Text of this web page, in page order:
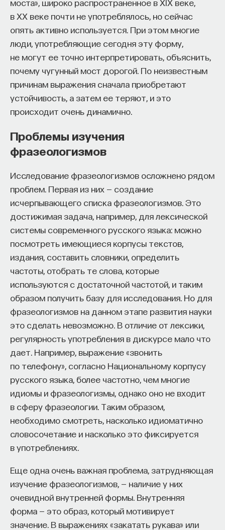
в ХХ веке почти не употреблялось, но сейчас
опять активно используется. При этом многие
люди, употребляющие сегодня эту форму,
не могут ее точно интерпретировать, объяснить,
почему чугунный мост дорогой. По неизвестным
причинам выражения сначала приобретают
устойчивость, а затем ее теряют, и это
происходит очень динамично.
Проблемы изучения
фразеологизмов
Исследование фразеологизмов осложнено рядом
проблем. Первая из них — создание
исчерпывающего списка фразеологизмов. Это
достижимая задача, например, для лексической
системы современного русского языка: можно
посмотреть имеющиеся корпусы текстов,
издания, составить словники, определить
частоты, отобрать те слова, которые
используются с достаточной частотой, и таким
образом получить базу для исследования. Но для
фразеологизмов на данном этапе развития науки
это сделать невозможно. В отличие от лексики,
регулярность употребления в дискурсе мало что
дает. Например, выражение «звонить
по телефону», согласно Национальному корпусу
русского языка, более частотно, чем многие
идиомы и фразеологизмы, однако оно не входит
в сферу фразеологии. Таким образом,
необходимо смотреть, насколько идиоматично
словосочетание и насколько это фиксируется
в употреблениях.
Еще одна очень важная проблема, затрудняющая
изучение фразеологизмов, — наличие у них
очевидной внутренней формы. Внутренняя
форма — это образ, который мотивирует
значение. В выражениях «закатать рукава» или